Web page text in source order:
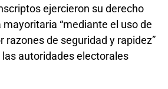
ejercieron su derecho
“mediante el uso de
razones de seguridad y rapidez”
autoridades electorales